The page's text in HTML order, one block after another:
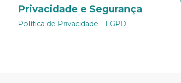
Privacidade e Segurança
Política de Privacidade - LGPD